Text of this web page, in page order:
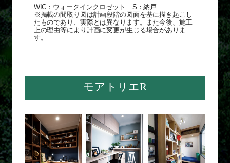
WIC：ウォークインクロゼット S：納戸
※掲載の間取り図は計画段階の図面を基に描き起こし
たものであり、実際とは異なります。また今後、施工
上の理由等により計画に変更が生じる場合がありま
す。
モアトリエR